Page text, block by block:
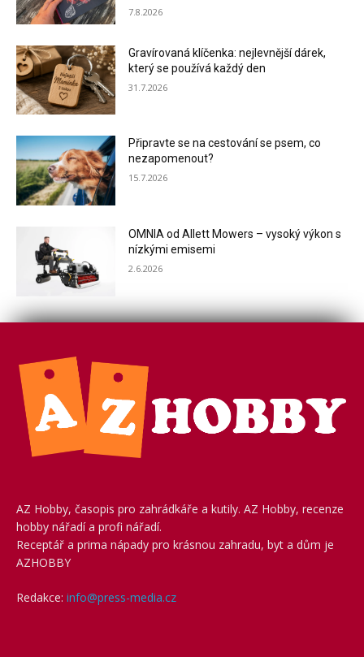
7.8.2026
Gravírovaná klíčenka: nejlevnější dárek,
který se používá každý den
31.7.2026
Připravte se na cestování se psem, co
nezapomenout?
15.7.2026
OMNIA od Allett Mowers – vysoký výkon s
nízkými emisemi
2.6.2026
AZ Hobby, časopis pro zahrádkáře a kutily. AZ Hobby, recenze
hobby nářadí a profi nářadí.
Receptář a prima nápady pro krásnou zahradu, byt a dům je
AZHOBBY
Redakce: info@press-media.cz